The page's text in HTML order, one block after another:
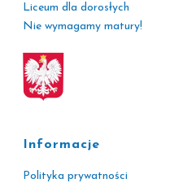
Liceum dla dorosłych
Nie wymagamy matury!
Informacje
Polityka prywatności